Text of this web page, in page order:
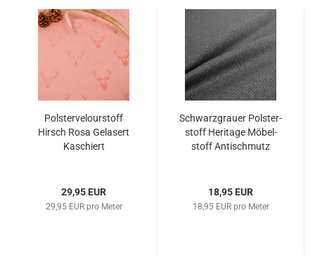
Pols­ter­ve­lour­stoff
Hirsch Rosa Ge­la­sert
Ka­schiert
29,95 EUR
29,95 EUR pro Meter
Schwarz­grau­er Pols­ter­
stoff He­ri­ta­ge Mö­bel­
stoff An­tischmutz
18,95 EUR
18,95 EUR pro Meter